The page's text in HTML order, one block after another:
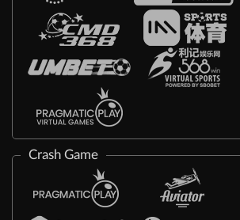
Crash Game